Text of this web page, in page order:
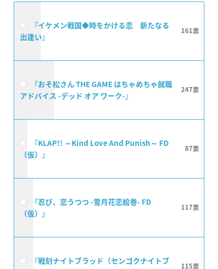
『イケメン戦国◆時をかける恋 新たなる
出逢い』
161
『おそ松さん THE GAME はちゃめちゃ就職
アドバイス -デッド オア ワーク-』
247
『KLAP!! ～Kind Love And Punish～ FD
（仮）』
87
『忍び、恋うつつ -雪月花恋絵巻- FD
（仮）』
117
『戦刻ナイトブラッド（センゴクナイトブ
115